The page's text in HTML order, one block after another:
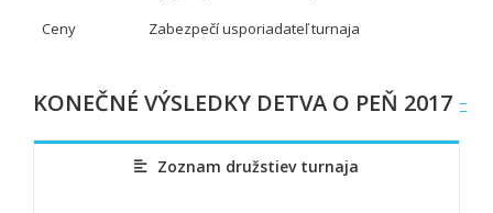
Ceny
Zabezpečí usporiadateľ turnaja
KONEČNÉ VÝSLEDKY DETVA O PEŇ 2017
Zoznam družstiev turnaja